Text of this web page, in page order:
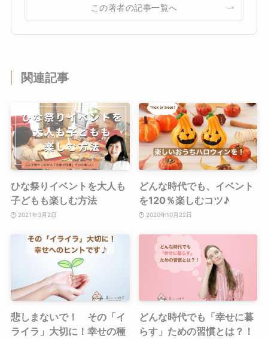
この著者の記事一覧へ
関連記事
ひな祭りイベントを大人も
子どもも楽しむ方法
2021年3月2日
どんな時代でも、イベント
を120％楽しむコツ♪
2020年10月22日
悲しまないで！ その「イ
ライラ」大切に！幸せの種
どんな時代でも「幸せに暮
らす」ための習慣とは？！